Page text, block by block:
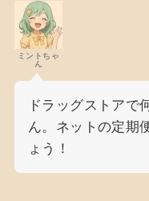
ミントちゃ
ん
ドラッグストアで
ん。ネットの定期
ょう！